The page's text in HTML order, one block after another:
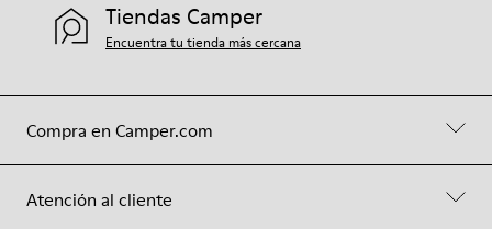
Compra en Camper.com
Atención al cliente
Tiendas Camper
Encuentra tu tienda más cercana